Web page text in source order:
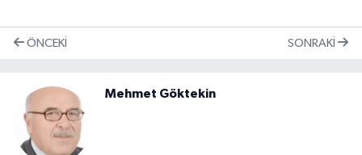
ÖNCEKI SONRAKI
Mehmet Göktekin